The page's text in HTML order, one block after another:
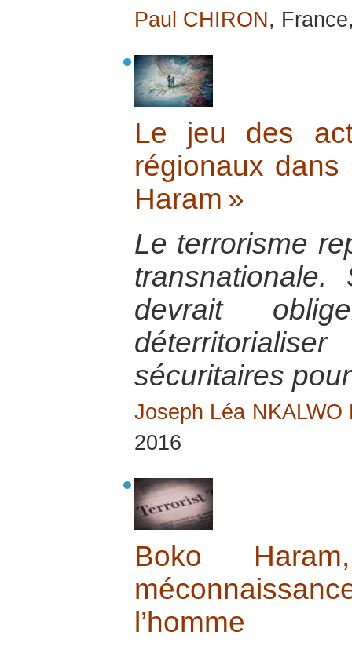
Paul CHIRON,
Le jeu des
régionaux
Haram »
Le terrorisme
transnationale.
devrait
sécuritaires
Joseph Léa NKALWO
2016
Boko
l’homme